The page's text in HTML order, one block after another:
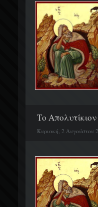
Το
Κυριακή, 2 Αυγούστου